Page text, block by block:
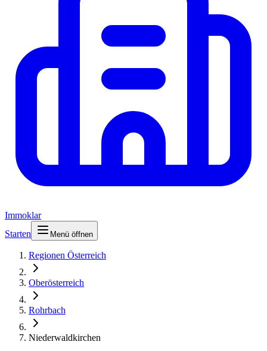
Immoklar
Starten
Menü öffnen
Regionen Österreich
Oberösterreich
Rohrbach
Niederwaldkirchen